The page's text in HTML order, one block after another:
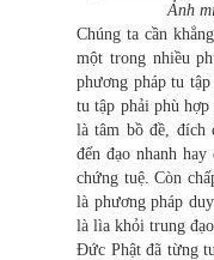
Ảnh
Chúng ta cần
một trong nhiều
phương pháp tu
tu tập phải phù
là tâm bồ đề, đích
đến đạo nhanh
chứng tuệ. Còn
là phương pháp
là lìa khỏi trung
Đức Phật đã từng